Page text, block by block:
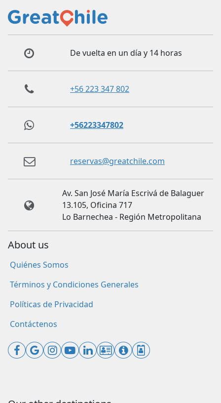
De vuelta en un día y 14 horas
+56 223 347 802
+56223347802
reservas@greatchile.com
Av. San José María Escrivá de Balaguer
13.105, Oficina 717
Lo Barnechea - Región Metropolitana
About us
Quiénes Somos
Términos y Condiciones Generales
Políticas de Privacidad
Contáctenos